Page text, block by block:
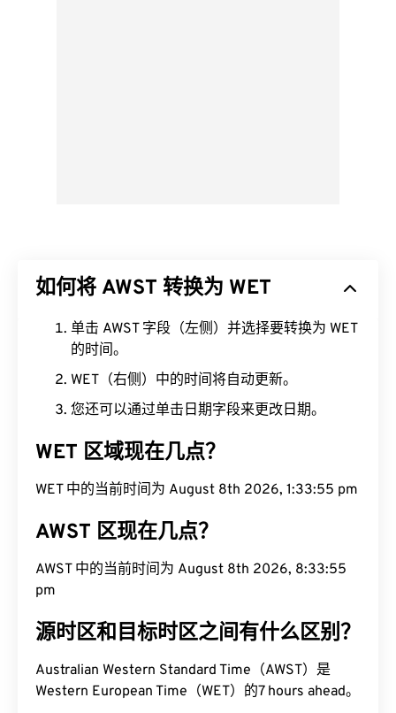
如何将 AWST 转换为 WET
单击 AWST 字段（左侧）并选择要转换为 WET
的时间。
WET（右侧）中的时间将自动更新。
您还可以通过单击日期字段来更改日期。
WET 区域现在几点？
WET 中的当前时间为 August 8th 2026, 1:33:56 pm
AWST 区现在几点？
AWST 中的当前时间为 August 8th 2026, 8:33:56
pm
源时区和目标时区之间有什么区别？
Australian Western Standard Time（AWST）是
Western European Time（WET）的7 hours ahead。